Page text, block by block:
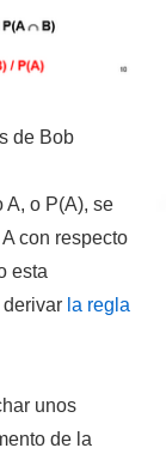
de Bob
A, o P(A), se
con respecto
esta
la regla
unos
de la